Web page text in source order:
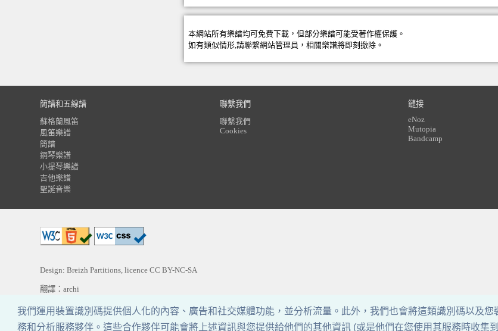
我們運用裝置識別碼提供個人化的內容、廣告和社交媒體功能，並分析流量。此外，我們也會將這類識別碼以及
務和分析服務夥伴。這些合作夥伴可能會將上述資訊與您提供給他們的其他資訊 (或是他們在您使用其服務時收集
本網站所有樂譜均可免費下載，但部分樂譜可能受著作權保護。
如有類似情形,請聯繫網站管理員 ，相關樂譜將即刻撤除。
簡譜和五線譜
蘇格蘭風笛
風笛樂譜
簡譜
鋼琴樂譜
小提琴樂譜
吉他樂譜
聖誕音樂
聯繫我們
聯繫我們
Cookies
鏈接
eNoz
Mutopia
Bandcamp
Design: Breizh Partitions, licenceCC BY-NC-SA
翻譯：archi